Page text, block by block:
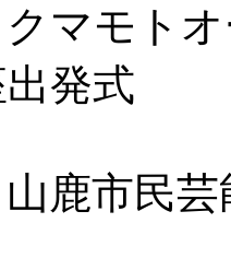
ータ
発式
市民芸能